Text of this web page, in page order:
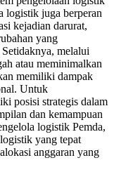
logistik juga berperan
kejadian darurat,
yang
melalui
atau meminimalkan
memiliki dampak
Untuk
posisi strategis dalam
dan kemampuan
logistik Pemda,
yang tepat
anggaran yang